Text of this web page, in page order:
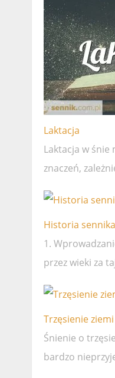
Laktacja
Laktacja w śnie
znaczeń,
Historia sennika
1.
przez wieki za
Trzęsienie ziemi
Śnienie o
bardzo